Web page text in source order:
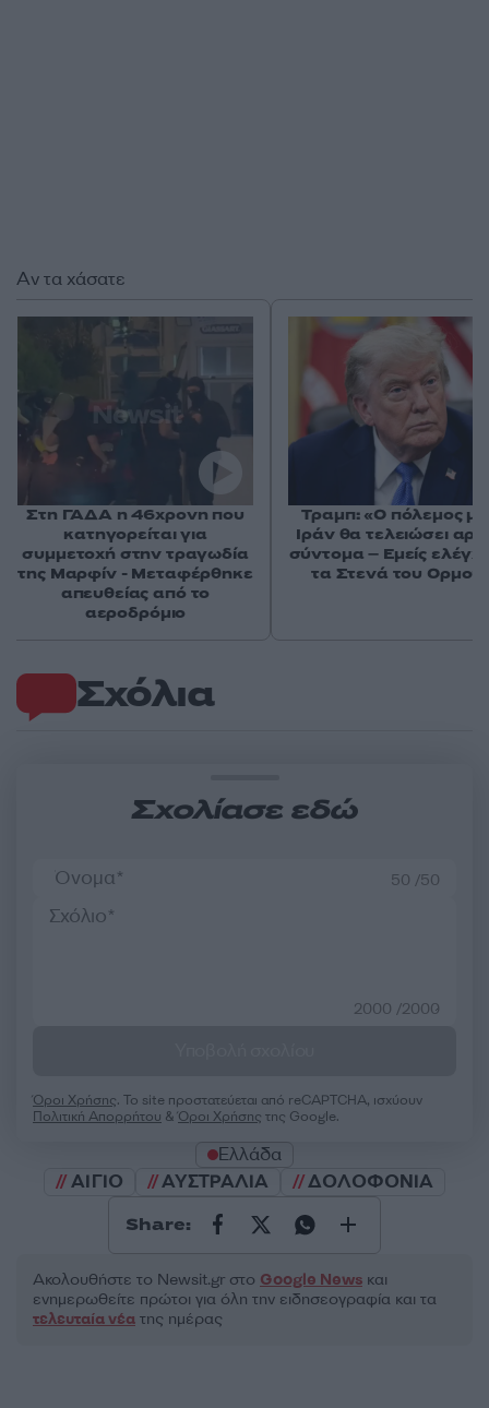
Σχόλια
Σχολίασε εδώ
50 /50
2000 /2000
Όροι Χρήσης. Το site προστατεύεται από reCAPTCHA, ισχύουν
Πολιτική Απορρήτου &Όροι Χρήσης της Google.
Ελλάδα
ΑΙΓΙΟ
ΑΥΣΤΡΑΛΙΑ ΔΟΛΟΦΟΝΙΑ
Share:
Ακολουθήστε το Νewsit.gr στο Google News και
ενημερωθείτε πρώτοι για όλη την ειδησεογραφία και τα
τελευταία νέα της ημέρας
Αν τα χάσατε
Στη ΓΑΔΑ η 46χρονη που
κατηγορείται για
συμμετοχή στην τραγωδία
της Μαρφίν - Μεταφέρθηκε
απευθείας από το
αεροδρόμιο
Τραμπ: «Ο πόλεμος με
Ιράν θα τελειώσει
σύντομα – Εμείς
τα Στενά του